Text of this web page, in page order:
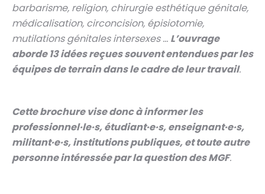
barbarisme, religion, chirurgie esthétique génitale,
médicalisation, circoncision, épisiotomie,
mutilations génitales intersexes … L’ouvrage
aborde 13 idées reçues souvent entendues par les
équipes de terrain dans le cadre de leur travail.
Cette brochure vise donc à informer les
professionnel·le·s, étudiant·e·s, enseignant·e·s,
militant·e·s, institutions publiques, et toute autre
personne intéressée par la question des MGF.